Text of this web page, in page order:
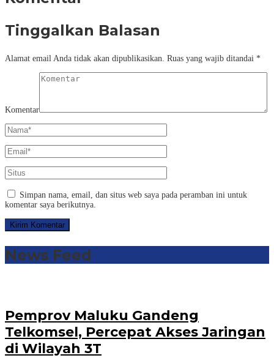
Tinggalkan Balasan
Alamat email Anda tidak akan dipublikasikan. Ruas yang wajib ditandai *
Komentar
Simpan nama, email, dan situs web saya pada peramban ini untuk
komentar saya berikutnya.
News Feed
Pemprov Maluku Gandeng
Telkomsel, Percepat Akses Jaringan
di Wilayah 3T